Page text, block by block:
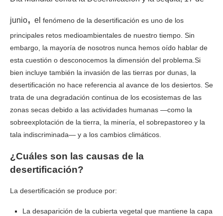
junio, e fenómeno de la desertificación es uno de los
principales retos medioambientales de nuestro tiempo. Sin
embargo, la mayoría de nosotros nunca hemos oído hablar de
esta cuestión o desconocemos la dimensión del problema.Si
bien incluye también la invasión de las tierras por dunas, la
desertificación no hace referencia al avance de los desiertos. Se
trata de una degradación continua de los ecosistemas de las
zonas secas debido a las actividades humanas —como la
sobreexplotación de la tierra, la minería, el sobrepastoreo y la
tala indiscriminada— y a los cambios climáticos.
¿Cuáles son las causas de la
desertificación?
La desertificación se produce por:
La desaparición de la cubierta vegetal que mantiene la capa